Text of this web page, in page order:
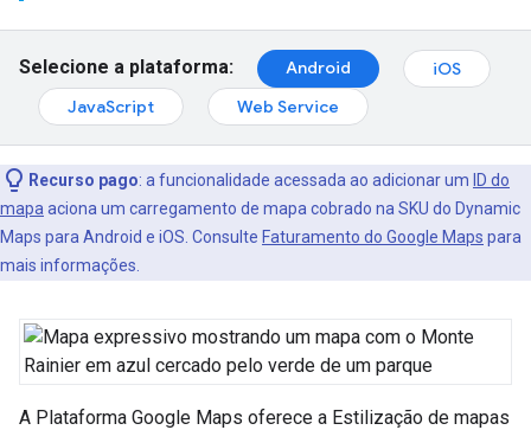
Selecione a plataforma: Android
iOS
JavaScript
Web Service
Recurso pago: a funcionalidade acessada ao adicionar um ID do
mapa aciona um carregamento de mapa cobrado na SKU do Dynamic
Maps para Android e iOS. Consulte Faturamento do Google Maps para
mais informações.
A Plataforma Google Maps oferece a Estilização de mapas